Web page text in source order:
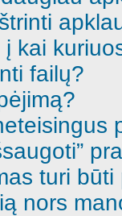
kai
failų?
turi būti
nors